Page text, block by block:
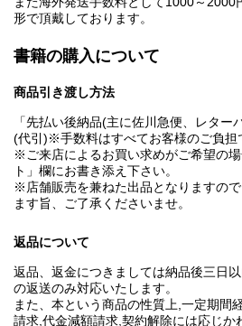
形で頂戴しております。
書籍の購入について
商品引き渡し方法
「先払い後納品(主に佐川急便、レター
(代引)※手数料はすべてお客様のご負担
※ご来店によるお買い求めがご希望の
ト」欄にお書き添え下さい。
※店舗販売を兼ねた出品となりますの
ます旨、ご了承くださいませ。
返品について
返品、返金につきましては納品後三日
の返送のみ対応いたします。
また、本という商品の性質上,一定期間
請求,代金減額請求,契約解除には応じか